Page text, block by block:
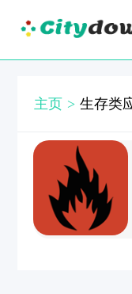
主页 > 生存类